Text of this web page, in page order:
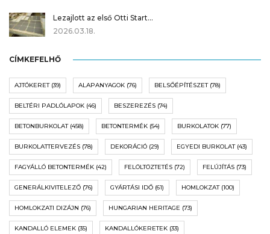
Lezajlott az első Otti Start…
2026.03.18.
CÍMKEFELHŐ
AJTÓKERET(39) ALAPANYAGOK (76) BELSŐÉPÍTÉSZET(78)
BELTÉRI PADLÓLAPOK (46) BESZEREZÉS (74)
BETONBURKOLAT(458) BETONTERMÉK (54) BURKOLATOK (77)
BURKOLATTERVEZÉS (78) DEKORÁCIÓ (29) EGYEDI BURKOLAT(43)
FAGYÁLLÓ BETONTERMÉK (42) FELÖLTÖZTETÉS (72) FELÚJÍTÁS (73)
GENERÁLKIVITELEZŐ (76) GYÁRTÁSI IDŐ (61) HOMLOKZAT(100)
HOMLOKZATI DIZÁJN (76) HUNGARIAN HERITAGE (73)
KANDALLÓ ELEMEK (35) KANDALLÓKERETEK (33)